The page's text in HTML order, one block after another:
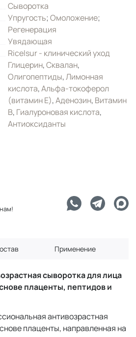
Сыворотка
Упругость;Омоложение;
Регенерация
Увядающая
Ricelsur - клинический уход
Глицерин,Сквалан,
Олигопептиды,Лимонная
кислота,Альфа-токоферол
(витамин Е),Аденозин, Витамин
B, Гиалуроновая кислота,
Антиоксиданты
Применение
сыворотка для лица
плаценты, пептидов и
антивозрастная
плаценты, направленная на